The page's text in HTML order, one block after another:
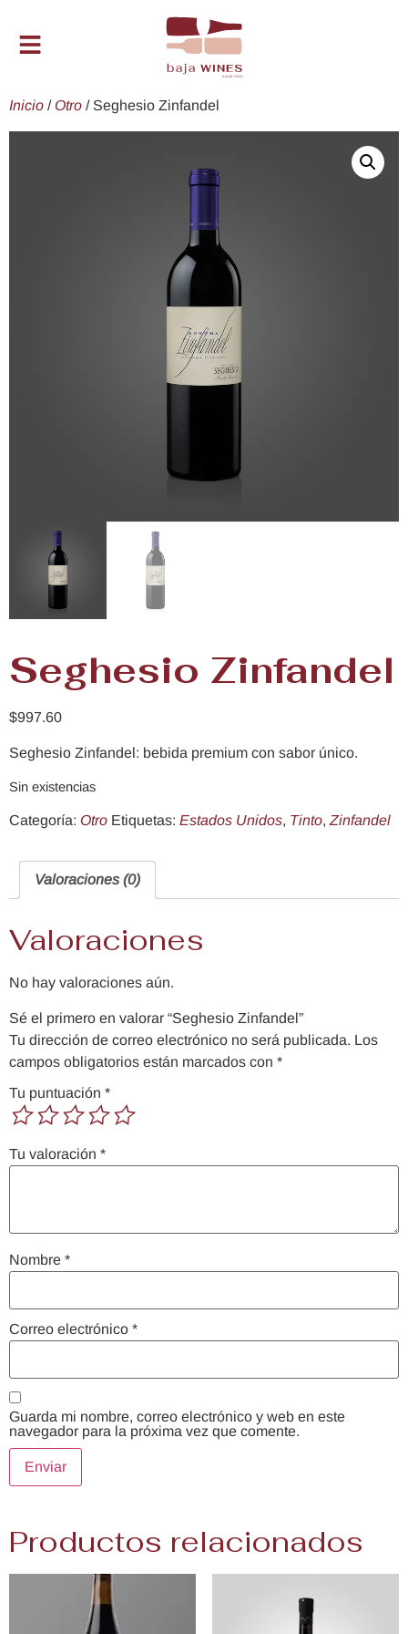
Inicio / Otro / Seghesio Zinfandel
Seghesio Zinfandel
$997.60
Seghesio Zinfandel: bebida premium con sabor único.
Sin existencias
Categoría: Otro Etiquetas: Estados Unidos, Tinto, Zinfandel
Valoraciones (0)
Valoraciones
No hay valoraciones aún.
Sé el primero en valorar “Seghesio Zinfandel”
Tu dirección de correo electrónico no será publicada. Los
campos obligatorios están marcados con *
Tu puntuación *
Tu valoración *
Nombre *
Correo electrónico *
Guarda mi nombre, correo electrónico y web en este
navegador para la próxima vez que comente.
Productos relacionados